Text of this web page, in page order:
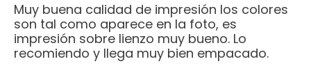
Muy buena calidad de impresión los colores
son tal como aparece en la foto, es
impresión sobre lienzo muy bueno. Lo
recomiendo y llega muy bien empacado.